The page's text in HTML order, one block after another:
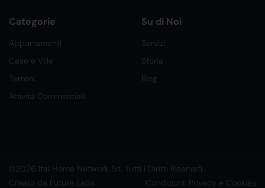
Categorie
Appartamenti
Case e Ville
Terreni
Attività Commerciali
Su di Noi
Servizi
Storia
Blog
©2026 Ital Home Network Srl. Tutti i Diritti Riservati.
Creato da Future Labs
Condizioni, Privacy e Cookies